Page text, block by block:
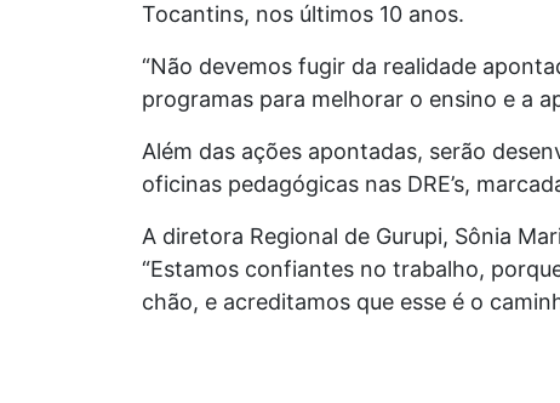
Tocantins, nos últimos 10 anos.
“Não devemos fugir da realidade
programas para melhorar o ensino e a
Além das ações apontadas, serão
oficinas pedagógicas nas DRE’s,
A diretora Regional de Gurupi, Sônia
“Estamos confiantes no trabalho,
chão, e acreditamos que esse é o